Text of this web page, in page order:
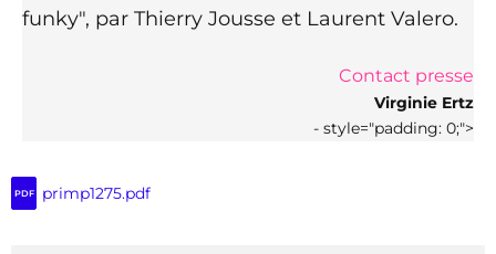
funky", par Thierry Jousse et Laurent Valero.
Contact presse
Virginie Ertz
- style="padding: 0;">
PDF primp1275.pdf